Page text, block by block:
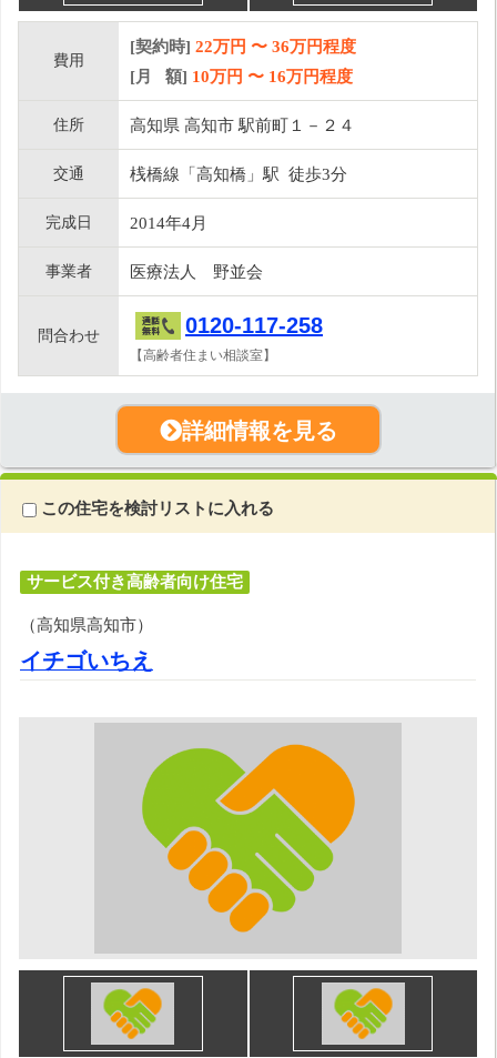
費用
[契約時] 22万円 〜 36万円程度
[月 額] 10万円 〜 16万円程度
住所 高知県 高知市 駅前町１－２４
交通 桟橋線「高知橋」駅 徒歩3分
完成日 2014年4月
事業者 医療法人 野並会
問合わせ 0120-117-258
【高齢者住まい相談室】
詳細情報を見る
この住宅を検討リストに入れる
サービス付き高齢者向け住宅
（高知県高知市）
イチゴいちえ